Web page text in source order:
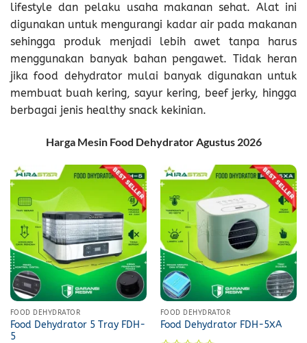
lifestyle dan pelaku usaha makanan sehat. Alat ini
digunakan untuk mengurangi kadar air pada makanan
sehingga produk menjadi lebih awet tanpa harus
menggunakan banyak bahan pengawet. Tidak heran
jika food dehydrator mulai banyak digunakan untuk
membuat buah kering, sayur kering, beef jerky, hingga
berbagai jenis healthy snack kekinian.
Harga Mesin Food Dehydrator Agustus 2026
FOOD DEHYDRATOR
Food Dehydrator 5 Tray FDH-
5
FOOD DEHYDRATOR
Food Dehydrator FDH-5XA